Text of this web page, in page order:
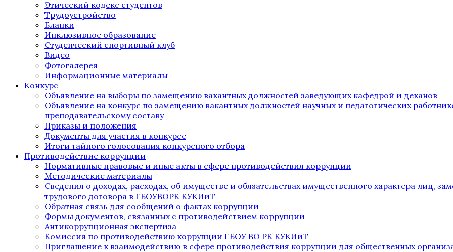
Этический кодекс студентов
Трудоустройство
Бланки
Инклюзивное образование
Студенческий спортивный клуб
Видео
Фотогалерея
Информационные материалы
Конкурс
Объявление на выборы по замещению вакантных должностей заведующих кафедрой и деканов
Объявление на конкурс по замещению вакантных должностей научных и педагогических
преподавательскому составу
Приказы и положения
Документы для участия в конкурсе
Итоги тайного голосования конкурсного отбора
Противодействие коррупции
Нормативные правовые и иные акты в сфере противодействия коррупции
Методические материалы
Сведения о доходах, расходах, об имуществе и обязательствах имущественного характера лиц,
трудового договора в ГБОУВОРК КУКИиТ
Обратная связь для сообщений о фактах коррупции
Формы документов, связанных с противодействием коррупции
Антикоррупционная экспертиза
Комиссия по противодействию коррупции ГБОУ ВО РК КУКИиТ
Приглашение к взаимодействию в сфере противодействия коррупции для общественных